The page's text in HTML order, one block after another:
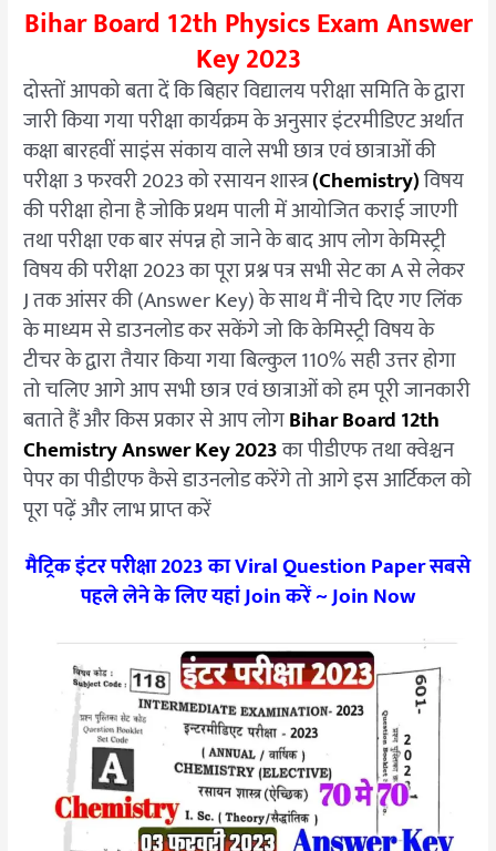
Bihar Board 12th Physics Exam Answer
Key 2023
दोस्तों आपको बता दें कि बिहार विद्यालय परीक्षा समिति के द्वारा
जारी किया गया परीक्षा कार्यक्रम के अनुसार इंटरमीडिएट अर्थात
कक्षा बारहवीं साइंस संकाय वाले सभी छात्र एवं छात्राओं की
परीक्षा 3 फरवरी 2023 को रसायन शास्त्र(Chemistry)विषय
की परीक्षा होना है जोकि प्रथम पाली में आयोजित कराई जाएगी
तथा परीक्षा एक बार संपन्न हो जाने के बाद आप लोग केमिस्ट्री
विषय की परीक्षा 2023 का पूरा प्रश्न पत्र सभी सेट का A से लेकर
J तक आंसर की (Answer Key) के साथ मैं नीचे दिए गए लिंक
के माध्यम से डाउनलोड कर सकेंगे जो कि केमिस्ट्री विषय के
टीचर के द्वारा तैयार किया गया बिल्कुल 110% सही उत्तर होगा
तो चलिए आगे आप सभी छात्र एवं छात्राओं को हम पूरी जानकारी
बताते हैं और किस प्रकार से आप लोगBihar Board 12th
Chemistry Answer Key 2023का पीडीएफ तथा क्वेश्चन
पेपर का पीडीएफ कैसे डाउनलोड करेंगे तो आगे इस आर्टिकल को
पूरा पढ़ें और लाभ प्राप्त करें
मैट्रिक इंटर परीक्षा 2023 का Viral Question Paper सबसे
पहले लेने के लिए यहां Join करें ~Join Now